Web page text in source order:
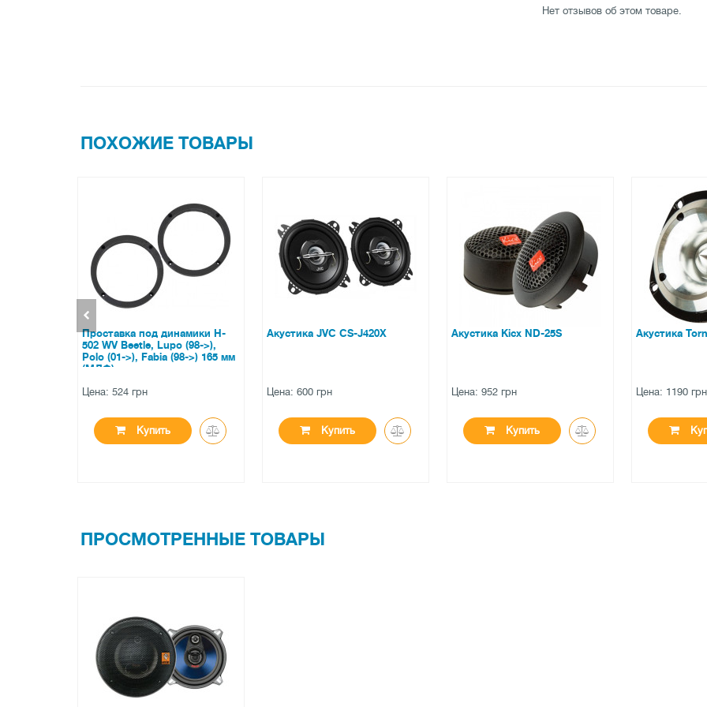
Нет отзывов об этом товаре.
ПОХОЖИЕ ТОВАРЫ
Акустика JVC CS-J420X
Цена: 600 грн
Купить
Акустика Kicx ND-25S
Цена: 952 грн
Купить
Акустика Tornado Sound TW46
Цена: 1190 грн
Купить
Цена:
ПРОСМОТРЕННЫЕ ТОВАРЫ